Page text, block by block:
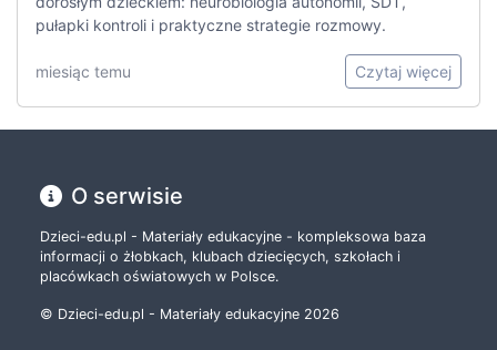
pułapki kontroli i praktyczne strategie rozmowy.
miesiąc temu Czytaj więcej
O serwisie
Dzieci-edu.pl - Materiały edukacyjne - kompleksowa baza
informacji o żłobkach, klubach dziecięcych, szkołach i
placówkach oświatowych w Polsce.
© Dzieci-edu.pl - Materiały edukacyjne 2026